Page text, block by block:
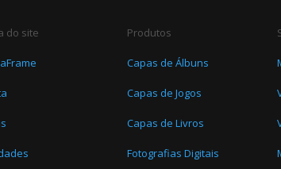
do site Produtos
Capas de Álbuns
Capas de Jogos
Capas de Livros
Fotografias Digitais